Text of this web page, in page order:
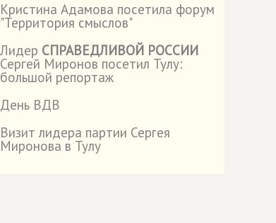
Кристина Адамова посетила форум
"Территория смыслов"
Лидер СПРАВЕДЛИВОЙ РОССИИ
Сергей Миронов посетил Тулу:
большой репортаж
День ВДВ
Визит лидера партии Сергея
Миронова в Тулу